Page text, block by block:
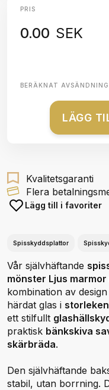
PRIS
0.00 SEK
BERÄKNAT
LÄGG
Kvalitetsgaranti
Flera
Lägg till i favoriter
Spisskyddsplattor
Vår självhäftande
mönster Ljus marmor
kombination av
härdat glas i
ett stilfullt
praktisk bänkskiva
skärbräda.
Den självhäftande
stabil, utan borrning.